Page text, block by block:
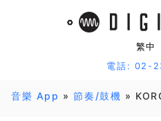
繁中
電話: 02-
音樂 App »節奏/鼓機 »